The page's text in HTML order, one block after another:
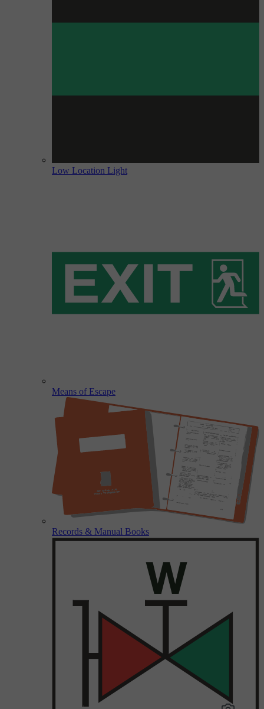
Low Location Light
Means of Escape
Records & Manual Books